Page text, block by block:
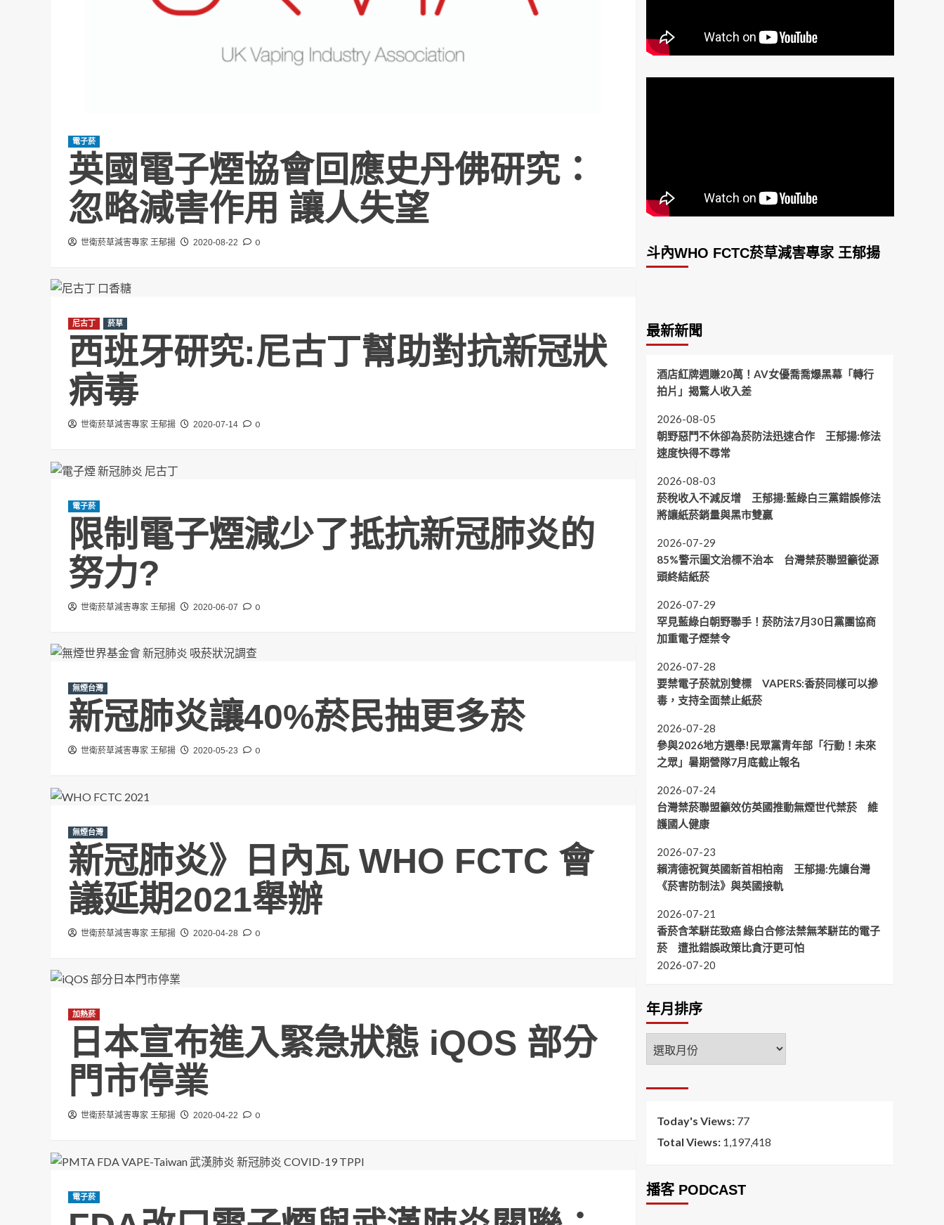
電子菸
英國電子煙協會回應史丹佛研究：
忽略減害作用 讓人失望
世衛菸草減害專家 王郁揚 2020-08-22 0
尼古丁 菸草
西班牙研究:尼古丁幫助對抗新冠狀
病毒
世衛菸草減害專家 王郁揚 2020-07-14 0
電子菸
限制電子煙減少了抵抗新冠肺炎的
努力?
世衛菸草減害專家 王郁揚 2020-06-07 0
無煙台灣
新冠肺炎讓40%菸民抽更多菸
世衛菸草減害專家 王郁揚 2020-05-23 0
無煙台灣
新冠肺炎》日內瓦 WHO FCTC 會
議延期2021舉辦
世衛菸草減害專家 王郁揚 2020-04-28 0
加熱菸
日本宣布進入緊急狀態 iQOS 部分
門市停業
世衛菸草減害專家 王郁揚 2020-04-22 0
電子菸
斗內WHO FCTC菸草減害專家 王郁揚
最新新聞
酒店紅牌週賺20萬！AV女優喬喬爆黑幕「轉行
拍片」揭驚人收入差
2026-08-05
朝野惡鬥不休卻為菸防法迅速合作 王郁揚:修法
速度快得不尋常
2026-08-03
菸稅收入不減反增 王郁揚:藍綠白三黨錯誤修法
將讓紙菸銷量與黑市雙贏
2026-07-29
85%警示圖文治標不治本 台灣禁菸聯盟籲從源
頭終結紙菸
2026-07-29
罕見藍綠白朝野聯手！菸防法7月30日黨團協商
加重電子煙禁令
2026-07-28
要禁電子菸就別雙標 VAPERS:香菸同樣可以摻
毒，支持全面禁止紙菸
2026-07-28
參與2026地方選舉!民眾黨青年部「行動！未來
之眾」暑期營隊7月底截止報名
2026-07-24
台灣禁菸聯盟籲效仿英國推動無煙世代禁菸 維
護國人健康
2026-07-23
賴清德祝賀英國新首相柏南 王郁揚:先讓台灣
《菸害防制法》與英國接軌
2026-07-21
香菸含苯駢芘致癌 綠白合修法禁無苯駢芘的電子
菸 遭批錯誤政策比貪汙更可怕
2026-07-20
年月排序
年
月
Today's Views: 77
Total Views: 1,197,418
播客 PODCAST